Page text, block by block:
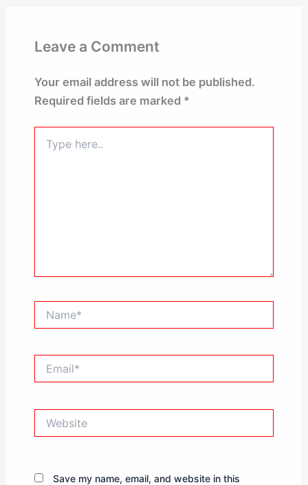
Leave a Comment
Your email address will not be published.
Required fields are marked *
here..
Save my name, email, and website in this